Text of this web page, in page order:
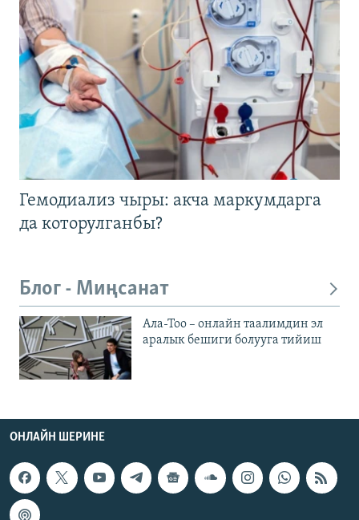
Гемодиализ чыры: акча маркумдарга
да которулганбы?
Блог - Миңсанат
Ала-Тоо – онлайн таалимдин эл
аралык бешиги болууга тийиш
ОНЛАЙН ШЕРИНЕ